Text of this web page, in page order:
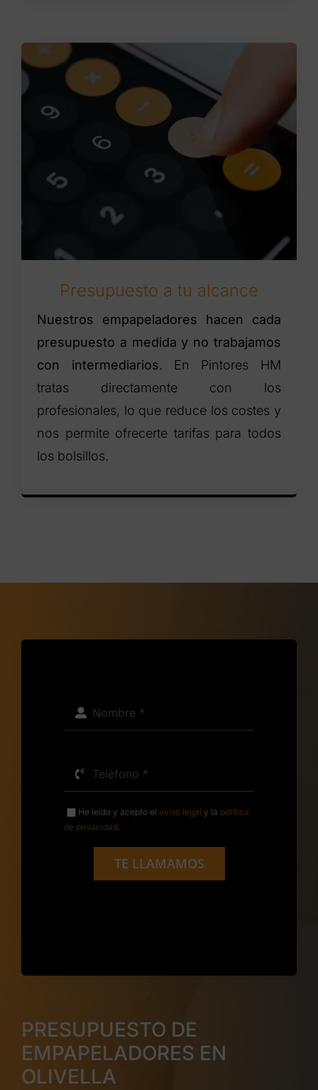
Presupuesto a tu alcance
Nuestros empapeladores hacen cada
presupuesto a medida y no trabajamos
con intermediarios. En Pintores HM
tratas directamente con los
profesionales, lo que reduce los costes y
nos permite ofrecerte tarifas para todos
los bolsillos.
He leído y acepto el aviso legal y la política
de privacidad.
TE LLAMAMOS
PRESUPUESTO DE
EMPAPELADORES EN
OLIVELLA